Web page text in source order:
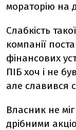
мораторію на
Слабкість
компанії
фінансових
ПІБ хоч і не
але славився
Власник не
дрібними